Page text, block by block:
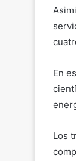
En
Los